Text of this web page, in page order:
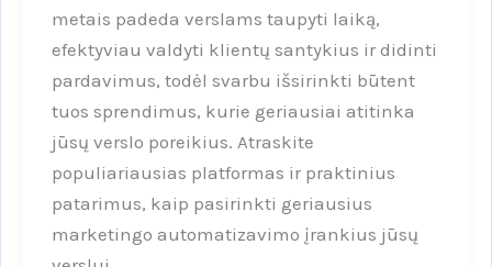
metais padeda verslams taupyti laiką,
efektyviau valdyti klientų santykius ir didinti
pardavimus, todėl svarbu išsirinkti būtent
tuos sprendimus, kurie geriausiai atitinka
jūsų verslo poreikius. Atraskite
populiariausias platformas ir praktinius
patarimus, kaip pasirinkti geriausius
marketingo automatizavimo įrankius jūsų